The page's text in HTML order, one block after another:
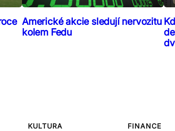
Americké akcie sledují nervozitu
kolem Fedu
KULTURA FINANCE